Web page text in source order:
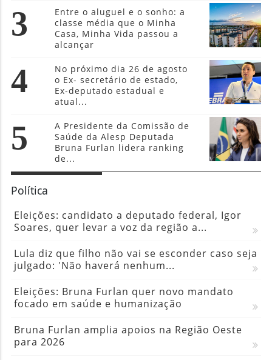
3
Entre o aluguel e o sonho: a
classe média que o Minha
Casa, Minha Vida passou a
alcançar
4
No próximo dia 26 de agosto
o Ex- secretário de estado,
Ex-deputado estadual e
atual...
5
A Presidente da Comissão de
Saúde da Alesp Deputada
Bruna Furlan lidera ranking
de...
Política
Eleições: candidato a deputado federal, Igor
Soares, quer levar a voz da região a...
Lula diz que filho não vai se esconder caso seja
julgado: 'Não haverá nenhum...
Eleições: Bruna Furlan quer novo mandato
focado em saúde e humanização
Bruna Furlan amplia apoios na Região Oeste
para 2026